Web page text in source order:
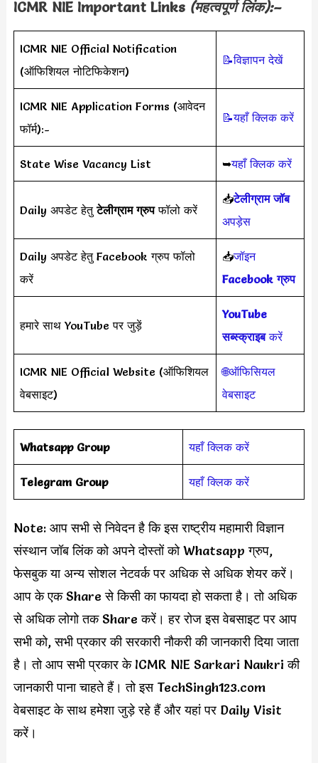
ICMR NIE Important Links (महत्वपूर्ण लिंक):–
ICMR NIE Official Notification
(ऑफिशियल नोटिफिकेशन)
📝विज्ञापन देखें
ICMR NIE Application Forms (आवेदन
फॉर्म):-
📝यहाँ क्लिक करें
State Wise Vacancy List ➥यहाँ क्लिक करें
Daily अपडेट हेतुटेलीग्राम ग्रुपफॉलो करें
📥टेलीग्राम जॉब
अपड़ेस
Daily अपडेट हेतु Facebook ग्रुप फॉलो
करें
📥जॉइन
Facebook ग्रुप
हमारे साथ YouTube पर जुड़ें
YouTube
सब्स्क्राइबकरें
ICMR NIE Official Website (ऑफिशियल
वेबसाइट)
🌐ऑफिसियल
वेबसाइट
Whatsapp Group यहाँ क्लिक करें
Telegram Group यहाँ क्लिक करें
Note: आप सभी से निवेदन है कि इस राष्ट्रीय महामारी विज्ञान
संस्थान जॉब लिंक को अपने दोस्तों को Whatsapp ग्रुप,
फेसबुक या अन्य सोशल नेटवर्क पर अधिक से अधिक शेयर करें।
आप के एक Share से किसी का फायदा हो सकता है। तो अधिक
से अधिक लोगो तक Share करें। हर रोज इस वेबसाइट पर आप
सभी को, सभी प्रकार की सरकारी नौकरी की जानकारी दिया जाता
है। तो आप सभी प्रकार के ICMR NIE Sarkari Naukri की
जानकारी पाना चाहते हैं। तो इस TechSingh123.com
वेबसाइट के साथ हमेशा जुड़े रहे हैं और यहां पर Daily Visit
करें।